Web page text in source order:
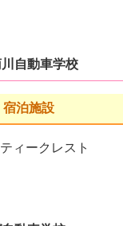
自動車学校
宿泊施設
ィークレスト